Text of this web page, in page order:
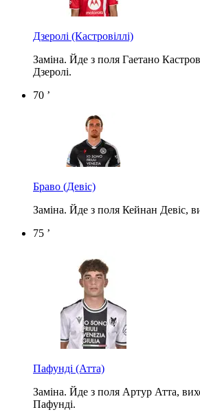
Дзеролі (Кастровіллі)
Заміна. Йде з поля Гаетано
Дзеролі.
70 ’
Браво (Девіс)
Заміна. Йде з поля Кейнан Девіс,
75 ’
Пафунді (Атта)
Заміна. Йде з поля Артур Атта,
Пафунді.